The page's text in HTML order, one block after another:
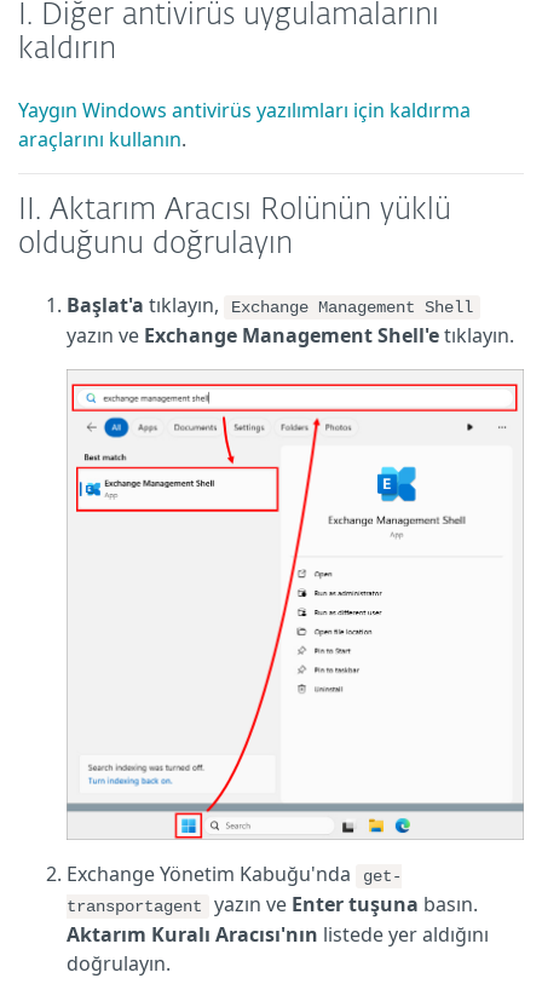
I. Diğer antivirüs uygulamalarını
kaldırın
Yaygın Windows antivirüs yazılımları için kaldırma
araçlarını kullanın.
II. Aktarım Aracısı Rolünün yüklü
olduğunu doğrulayın
Başlat'a tıklayın, Exchange Management Shell
yazın ve Exchange Management Shell'etıklayın.
Exchange Yönetim Kabuğu'nda
get-
transportagent
yazın ve Enter tuşuna basın.
Aktarım Kuralı Aracısı'nın listede yer aldığını
doğrulayın.